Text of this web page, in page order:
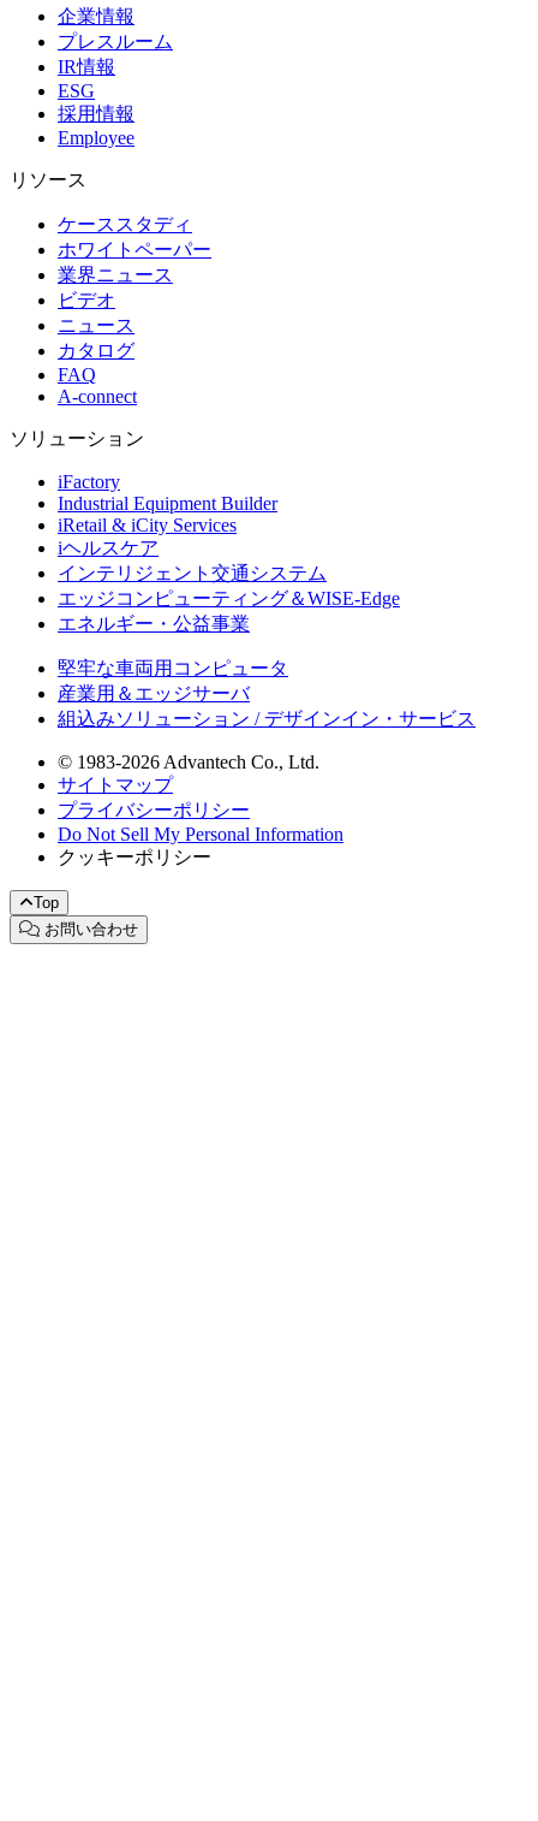
企業情報
プレスルーム
IR情報
ESG
採用情報
Employee
リソース
ケーススタディ
ホワイトペーパー
業界ニュース
ビデオ
ニュース
カタログ
FAQ
A-connect
ソリューション
iFactory
Industrial Equipment Builder
iRetail & iCity Services
iヘルスケア
インテリジェント交通システム
エッジコンピューティング＆WISE-Edge
エネルギー・公益事業
堅牢な車両用コンピュータ
産業用＆エッジサーバ
組込みソリューション / デザインイン・サービス
© 1983-2026 Advantech Co., Ltd.
サイトマップ
プライバシーポリシー
Do Not Sell My Personal Information
クッキーポリシー
Top
お問い合わせ